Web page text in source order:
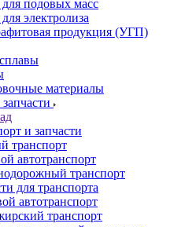
подовых масс
электролиза
продукция (УГП)
материалы
и запчасти
транспорт
автотранспорт
транспорт
для транспорта
автотранспорт
транспорт